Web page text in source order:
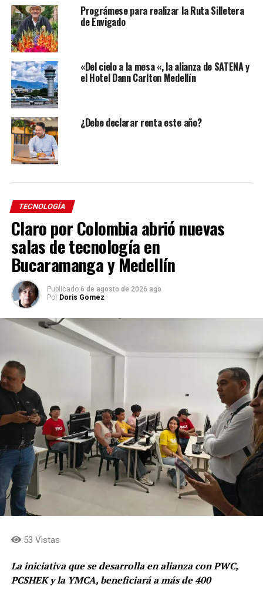
Prográmese para realizar la Ruta Silletera
de Envigado
«Del cielo a la mesa «, la alianza de SATENA y
el Hotel Dann Carlton Medellín
¿Debe declarar renta este año?
TECNOLOGÍA
Claro por Colombia abrió nuevas
salas de tecnología en
Bucaramanga y Medellín
Publicado 6 de agosto de 2026 ago
Por Doris Gomez
53 Vistas
La iniciativa que se desarrolla en alianza con PWC,
PCSHEK y la YMCA, beneficiará a más de 400